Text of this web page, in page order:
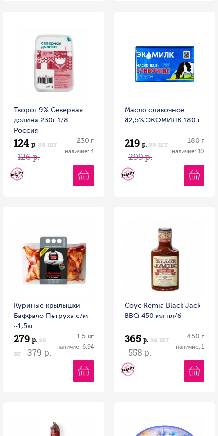
Творог 9% Северная
долина 230г 1/8
Россия
124 р. за шт
126 р.
230 г
наличие: 4
Масло сливочное
82,5% ЭКОМИЛК 180 г
219 р. за шт
299 р.
180 г
наличие: 10
Куриные крылышки
Баффало Петруха с/м
~1,5кг
279 р. за
кг
379 р.
1.5 кг
наличие: 6,94
Соус Remia Black Jack
BBQ 450 мл пл/б
365 р. за шт
558 р.
450 г
наличие: 1